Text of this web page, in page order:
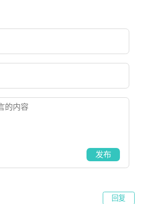
建新的武汉大学。目前学校总体占地面积
发布
回复